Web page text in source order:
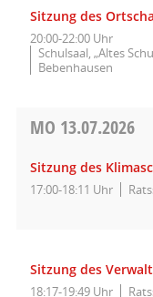
Sitzung des
20:00-22:00 Uhr
Schulsaal, „Altes
Bebenhausen
MO 13.07.2026
Sitzung des
17:00-18:11 Uhr
Sitzung des
18:17-19:49 Uhr